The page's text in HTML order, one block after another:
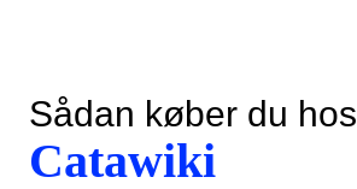
Sådan køber du hos
Catawiki